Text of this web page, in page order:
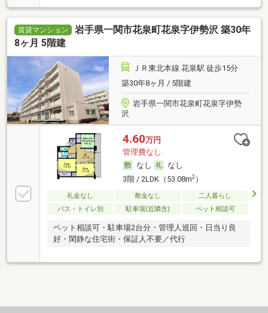
賃貸マンション
岩手県一関市花泉町花泉字伊勢沢 築30年
8ヶ月 5階建
ＪＲ東北本線 花泉駅 徒歩15分
築30年8ヶ月 / 5階建
岩手県一関市花泉町花泉字伊勢
沢
4.60万円
管理費なし
なし
なし
3階 / 2LDK（53.08m2）
礼金なし 敷金なし
二人暮らし
バス・トイレ別
駐車場(近隣含) ペット相談可
ペット相談可・駐車場2台分・管理人巡回・日当り良
好・閑静な住宅街・保証人不要／代行